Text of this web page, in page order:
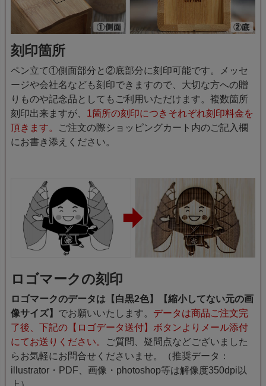
刻印箇所
ペン立て①側面部分と②底部分に刻印可能です。メッセ
ージや会社名なども刻印できますので、大切な方への贈
りものや記念品としてもご利用いただけます。複数箇所
刻印出来ますが、 1箇所の刻印につきそれぞれ刻印料金を
頂きます。
ご注文の際ショッピングカート内のご記入欄
にお書き添えください。
ロゴマークの刻印
ロゴマークのデータは【白黒2色】【縮小してない元の画
像サイズ】 でお願いいたします。 データは商品ご注文完
了後、下記の【ロゴデータ送付】ボタンよりメール添付
にてお送りください。
ご質問、疑問点などございました
らお気軽にお問合せくださいませ。（推奨データ：
illustrator・PDF、画像・photoshop等は解像度350dpi以